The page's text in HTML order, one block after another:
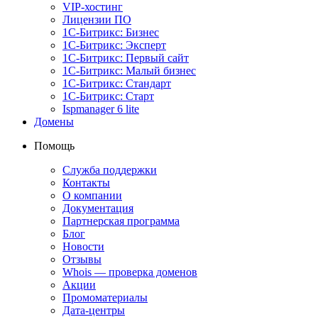
VIP-хостинг
Лицензии ПО
1С-Битрикс: Бизнес
1С-Битрикс: Эксперт
1С-Битрикс: Первый сайт
1С-Битрикс: Малый бизнес
1С-Битрикс: Стандарт
1С-Битрикс: Старт
Ispmanager 6 lite
Домены
Помощь
Служба поддержки
Контакты
О компании
Документация
Партнерская программа
Блог
Новости
Отзывы
Whois — проверка доменов
Акции
Промоматериалы
Дата-центры